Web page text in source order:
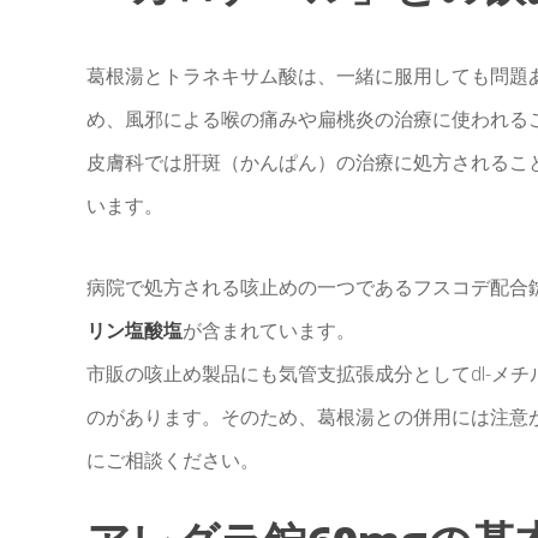
葛根湯とトラネキサム酸は、一緒に服用しても問
め、風邪による喉の痛みや扁桃炎の治療に使われ
皮膚科では肝斑（かんぱん）の治療に処方される
います。
病院で処方される咳止めの一つであるフスコデ配
リン塩酸塩が含まれています。
市販の咳止め製品にも気管支拡張成分としてdl-メ
のがあります。そのため、葛根湯との併用には注
にご相談ください。